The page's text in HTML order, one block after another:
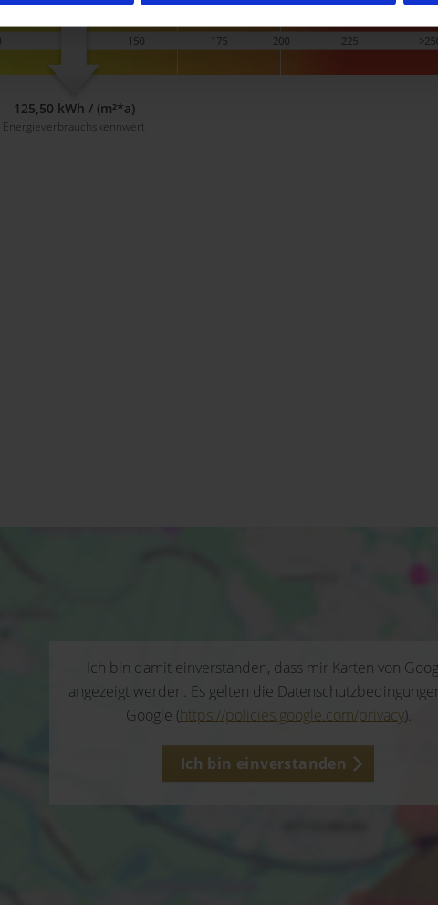
125,50 kWh / (m²*a)
Energieverbrauchskennwert
Ich bin damit einverstanden, dass mir Karten von
angezeigt werden. Es gelten die
Google (https://policies.google.com/privacy).
Ich bin einverstanden